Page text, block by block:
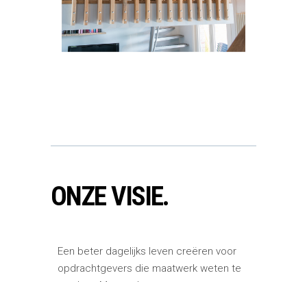
ONZE VISIE.
Een beter dagelijks leven creëren voor
opdrachtgevers die maatwerk weten te